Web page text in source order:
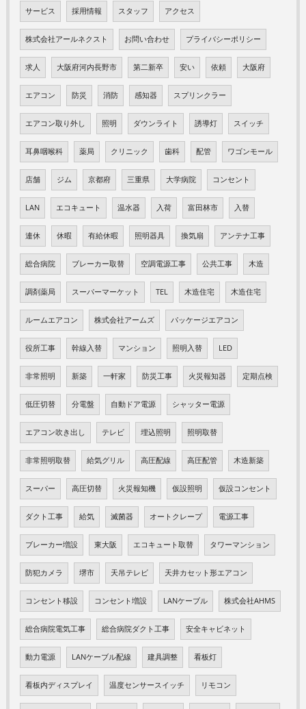
サービス 採用情報 スタッフ アクセス
株式会社アールネクスト お問い合わせ プライバシーポリシー
求人 大阪府河内長野市 第二新卒 安い 依頼 大阪府
エアコン 防災 消防 感知器 スプリンクラー
エアコン取り外し 照明 ダウンライト 誘導灯 スイッチ
耳鼻咽喉科 薬局 クリニック 歯科 配管 ワゴンモール
店舗 ジム 京都府 三重県 大学病院 コンセント
LAN エコキュート 温水器 入荷 富田林市 入替
連休 休暇 有給休暇 照明器具 換気扇 アンテナ工事
総合病院 ブレーカー取替 空調電源工事 公共工事 木造
調剤薬局 スーパーマーケット TEL 木造住宅 木造住宅
ルームエアコン 株式会社アームズ パッケージエアコン
役所工事 幹線入替 マンション 照明入替 LED
非常照明 新築 一軒家 防災工事 火災報知器 定期点検
低圧切替 分電盤 自動ドア電源 シャッター電源
エアコン吹き出し テレビ 埋込照明 照明取替
非常照明取替 給気グリル 高圧配線 高圧配管 木造新築
スーパー 高圧切替 火災報知機 仮設照明 仮設コンセント
ダクト工事 給気 滅菌器 オートクレープ 電源工事
ブレーカー増設 東大阪 エコキュート取替 タワーマンション
防犯カメラ 堺市 天吊テレビ 天井カセット形エアコン
コンセント移設 コンセント増設 LANケーブル 株式会社AHMS
総合病院電気工事 総合病院ダクト工事 安全キャビネット
動力電源 LANケーブル配線 建具調整 看板灯
看板内ディスプレイ 温度センサースイッチ リモコン